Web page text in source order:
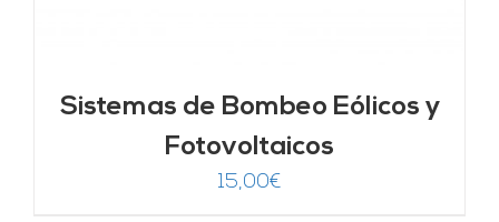
Sistemas de Bombeo Eólicos y
Fotovoltaicos
15,00€